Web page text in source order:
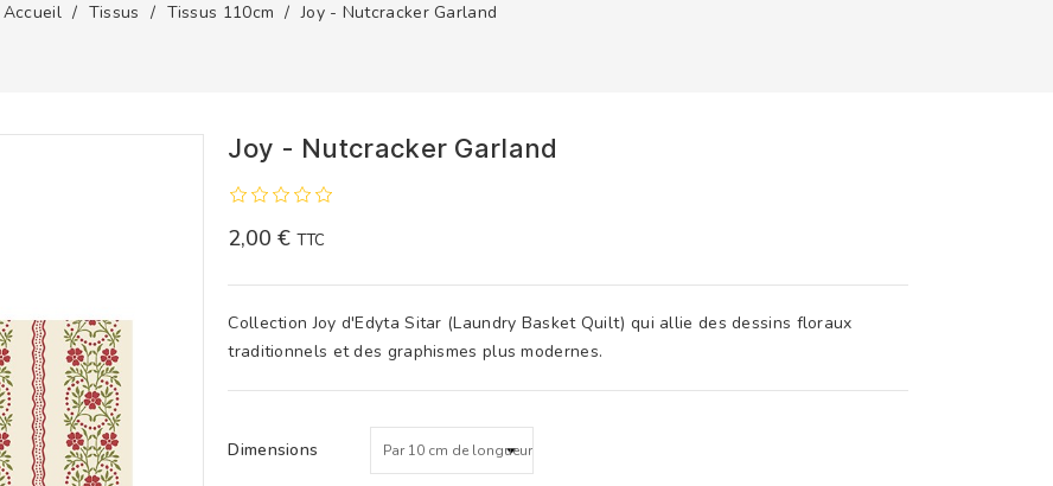
Accueil Tissus Tissus 110cm Joy - Nutcracker Garland
Joy - Nutcracker Garland
2,00 € TTC
Collection Joy d'Edyta Sitar (Laundry Basket Quilt) qui allie des dessins floraux
traditionnels et des graphismes plus modernes.
Dimensions